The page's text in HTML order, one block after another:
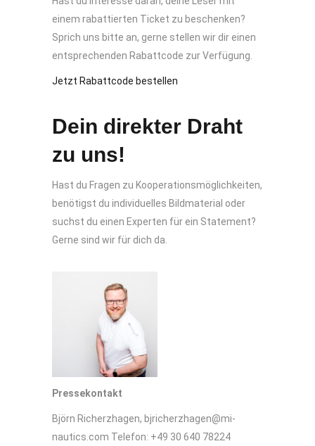
einem rabattierten Ticket zu beschenken?
Sprich uns bitte an, gerne stellen wir dir einen
entsprechenden Rabattcode zur Verfügung.
Jetzt Rabattcode bestellen
Dein direkter Draht
zu uns!
Hast du Fragen zu Kooperationsmöglichkeiten,
benötigst du individuelles Bildmaterial oder
suchst du einen Experten für ein Statement?
Gerne sind wir für dich da.
Pressekontakt
Björn Richerzhagen, bjricherzhagen@mi-
nautics.com Telefon: +49 30 640 78224